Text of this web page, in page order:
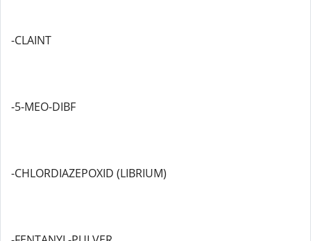
-CLAINT
-5-MEO-DIBF
-CHLORDIAZEPOXID (LIBRIUM)